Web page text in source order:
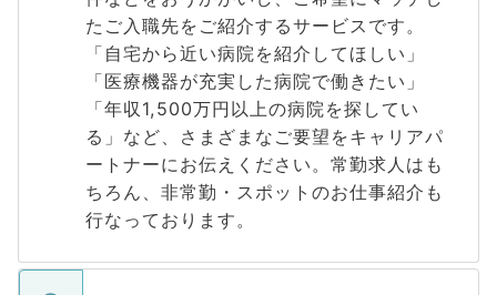
たご入職先をご紹介するサービスです。
「自宅から近い病院を紹介してほしい」
「医療機器が充実した病院で働きたい」
「年収1,500万円以上の病院を探してい
る」など、さまざまなご要望をキャリアパ
ートナーにお伝えください。常勤求人はも
ちろん、非常勤・スポットのお仕事紹介も
行なっております。